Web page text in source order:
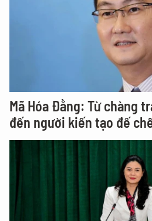
Mã Hóa Đằng: Từ chàng
đến người kiến tạo đế